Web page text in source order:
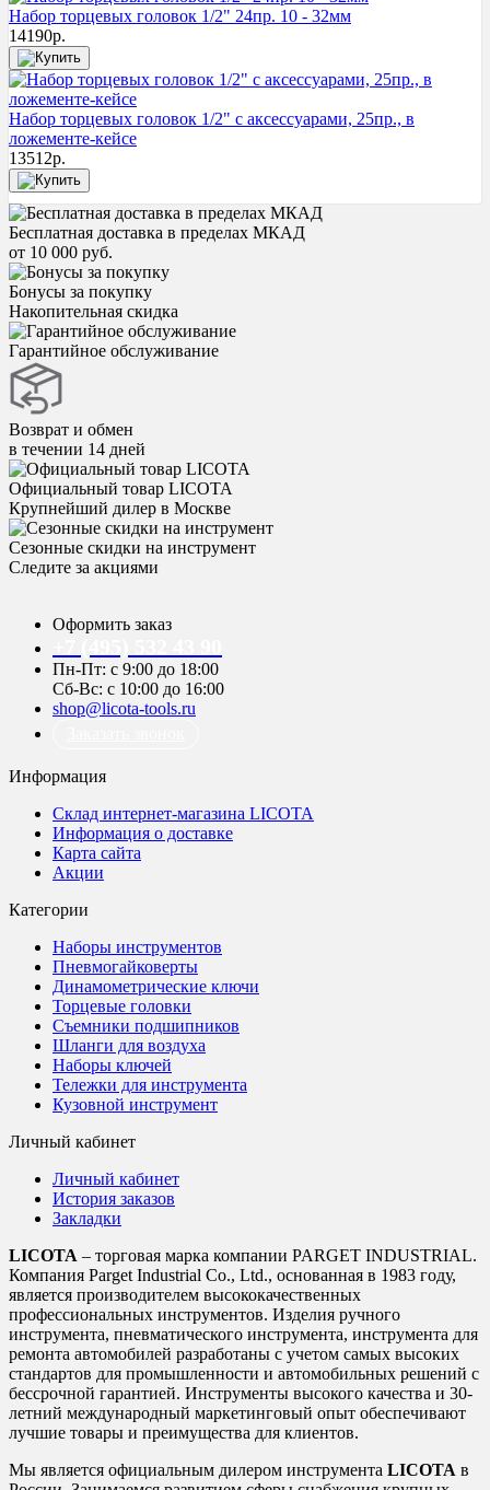
Набор торцевых головок 1/2" 24пр. 10 - 32мм
14190р.
Набор торцевых головок 1/2" с аксессуарами, 25пр., в
ложементе-кейсе
13512р.
Бесплатная доставка в пределах МКАД
от 10 000 руб.
Бонусы за покупку
Накопительная скидка
Гарантийное обслуживание
Возврат и обмен
в течении 14 дней
Официальный товар LICOTA
Крупнейший дилер в Москве
Сезонные скидки на инструмент
Следите за акциями
Оформить заказ
Пн-Пт: с 9:00 до 18:00
Сб-Вс: с 10:00 до 16:00
shop@licota-tools.ru
Информация
Склад интернет-магазина LICOTA
Информация о доставке
Карта сайта
Акции
Категории
Наборы инструментов
Пневмогайковерты
Динамометрические ключи
Торцевые головки
Съемники подшипников
Шланги для воздуха
Наборы ключей
Тележки для инструмента
Кузовной инструмент
Личный кабинет
Личный кабинет
История заказов
Закладки
LICOTA – торговая марка компании PARGET INDUSTRIAL.
Компания Parget Industrial Co., Ltd., основанная в 1983 году,
является производителем высококачественных
профессиональных инструментов. Изделия ручного
инструмента, пневматического инструмента, инструмента для
ремонта автомобилей разработаны с учетом самых высоких
стандартов для промышленности и автомобильных решений с
бессрочной гарантией. Инструменты высокого качества и 30-
летний международный маркетинговый опыт обеспечивают
лучшие товары и преимущества для клиентов.
Мы является официальным дилером инструмента LICOTA в